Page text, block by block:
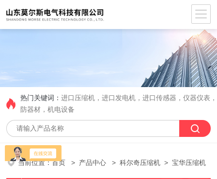
热门关键词：进口压缩机，进口发电机，进口传感器，仪器仪表
防器材，机电设备
当前位置：首页 > 产品中心 >科尔奇压缩机 > 宝华压缩机